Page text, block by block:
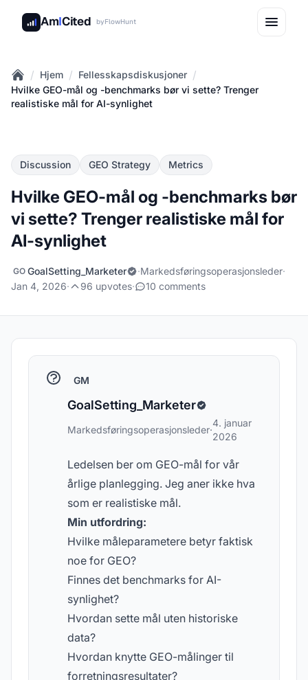
AmICited byFlowHunt
Home
/ Hjem / Fellesskapsdiskusjoner /
Hvilke GEO-mål og -benchmarks bør vi sette? Trenger
realistiske mål for AI-synlighet
Discussion GEO Strategy Metrics
Hvilke GEO-mål og -benchmarks bør
vi sette? Trenger realistiske mål for
AI-synlighet
GO GoalSetting_Marketer ·Markedsføringsoperasjonsleder·
Jan 4, 2026· 96 upvotes· 10 comments
GM
GoalSetting_Marketer
Markedsføringsoperasjonsleder·
4. januar
2026
Ledelsen ber om GEO-mål for vår
årlige planlegging. Jeg aner ikke hva
som er realistiske mål.
Min utfordring:
Hvilke måleparametere betyr faktisk
noe for GEO?
Finnes det benchmarks for AI-
synlighet?
Hvordan sette mål uten historiske
data?
Hvordan knytte GEO-målinger til
forretningsresultater?